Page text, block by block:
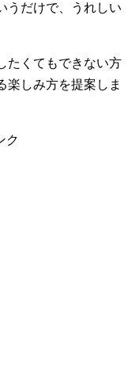
うだけで、うれしい
たくてもできない方
楽しみ方を提案しま
ク